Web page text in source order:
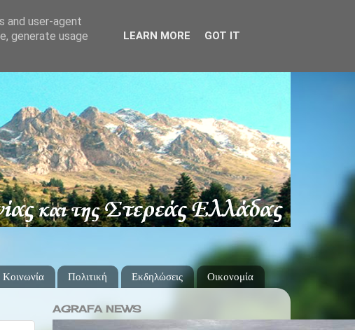
Κοινωνία Πολιτική Εκδηλώσεις Οικονομία
AGRAFA NEWS
and user-agent
generate usage
LEARN MORE GOT IT